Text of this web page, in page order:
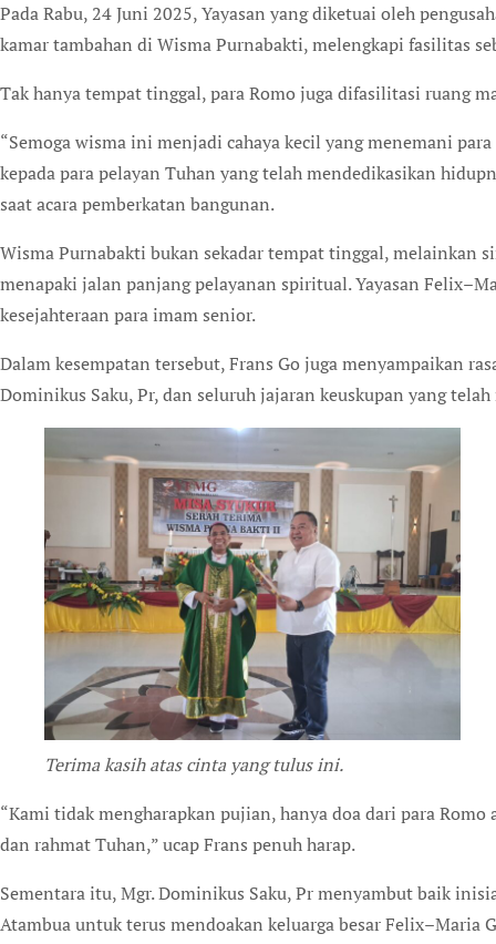
Pada Rabu, 24 Juni 2025, Yayasan yang diketuai oleh
kamar tambahan di Wisma Purnabakti, melengkapi fasilitas
Tak hanya tempat tinggal, para Romo juga difasilitasi ruang
“Semoga wisma ini menjadi cahaya kecil yang menemani
kepada para pelayan Tuhan yang telah mendedikasikan
saat acara pemberkatan bangunan.
Wisma Purnabakti bukan sekadar tempat tinggal, melainkan
menapaki jalan panjang pelayanan spiritual. Yayasan
kesejahteraan para imam senior.
Dalam kesempatan tersebut, Frans Go juga menyampaikan
Dominikus Saku, Pr, dan seluruh jajaran keuskupan yang
Terima kasih atas cinta yang tulus ini.
“Kami tidak mengharapkan pujian, hanya doa dari para
dan rahmat Tuhan,” ucap Frans penuh harap.
Sementara itu, Mgr. Dominikus Saku, Pr menyambut baik
Atambua untuk terus mendoakan keluarga besar Felix–Maria